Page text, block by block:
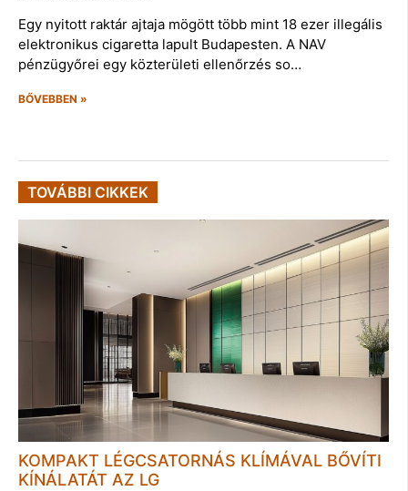
Egy nyitott raktár ajtaja mögött több mint 18 ezer illegális
elektronikus cigaretta lapult Budapesten. A NAV
pénzügyőrei egy közterületi ellenőrzés so…
BŐVEBBEN »
TOVÁBBI CIKKEK
KOMPAKT LÉGCSATORNÁS KLÍMÁVAL BŐVÍTI
KÍNÁLATÁT AZ LG